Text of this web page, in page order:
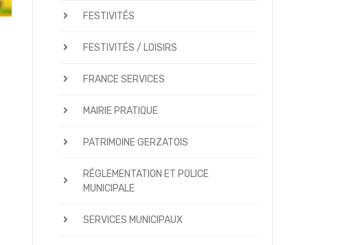
FESTIVITÉS
FESTIVITÉS / LOISIRS
FRANCE SERVICES
MAIRIE PRATIQUE
PATRIMOINE GERZATOIS
RÉGLEMENTATION ET POLICE
MUNICIPALE
SERVICES MUNICIPAUX